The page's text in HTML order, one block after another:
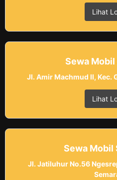
Lihat
Sewa
Jl. Amir Machmud II, Kec.
Lihat
Sewa Mobil
Jl. Jatiluhur No.56